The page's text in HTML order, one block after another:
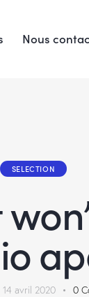
Nous
SELECTION
14 avril 2020 0